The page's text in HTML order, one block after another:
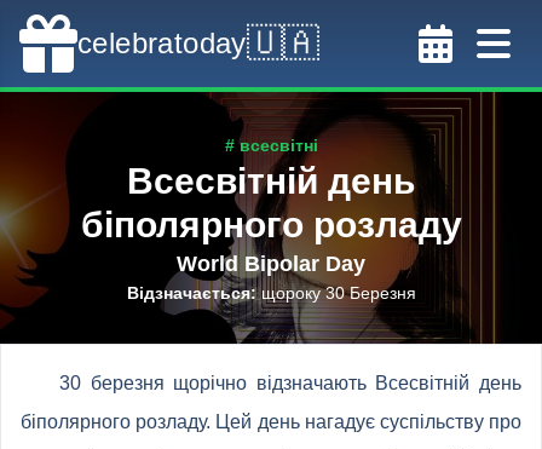
celebratoday🇺🇦
# всесвітні
Всесвітній день
біполярного розладу
World Bipolar Day
Відзначається:щороку 30 Березня
30 березня щорічно відзначають Всесвітній день
біполярного розладу. Цей день нагадує суспільству про